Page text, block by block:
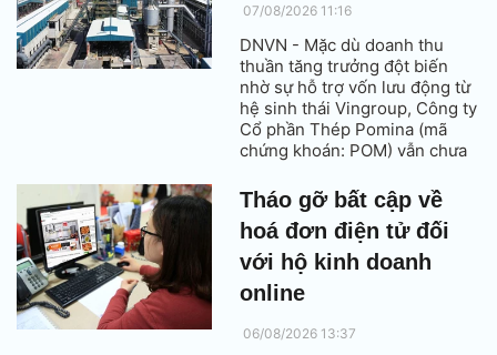
công bố, đồng thời thăng một
bậc lên vị trí thứ 8.
07/08/2026 11:16
DNVN - Mặc dù doanh thu
thuần tăng trưởng đột biến
nhờ sự hỗ trợ vốn lưu động từ
hệ sinh thái Vingroup, Công ty
Cổ phần Thép Pomina (mã
chứng khoán: POM) vẫn chưa
lỗ.
Tháo gỡ bất cập về
hoá đơn điện tử đối
với hộ kinh doanh
online
06/08/2026 13:37